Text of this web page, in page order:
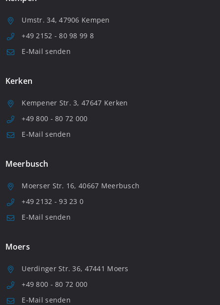
Umstr. 34, 47906 Kempen
+49 2152 - 80 98 99 8
E-Mail senden
Kerken
Kempener Str. 3, 47647 Kerken
+49 800 - 80 72 000
E-Mail senden
Meerbusch
Moerser Str. 16, 40667 Meerbusch
+49 2132 - 93 23 0
E-Mail senden
Moers
Uerdinger Str. 36, 47441 Moers
+49 800 - 80 72 000
E-Mail senden